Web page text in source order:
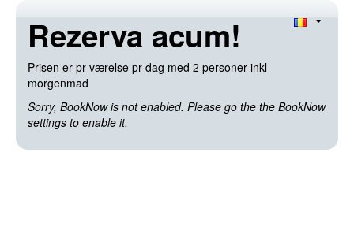
Rezerva acum!
Prisen er pr værelse pr dag med 2 personer inkl
morgenmad
Sorry, BookNow is not enabled. Please go the the BookNow
settings to enable it.